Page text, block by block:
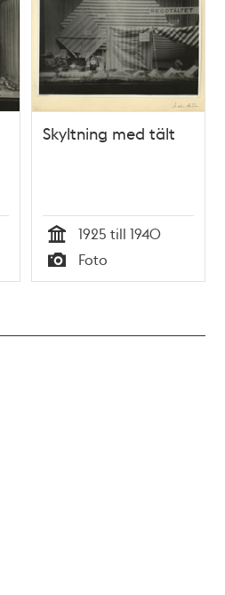
Skyltning med tält
Tid
1925 till 1940
Typ
Foto